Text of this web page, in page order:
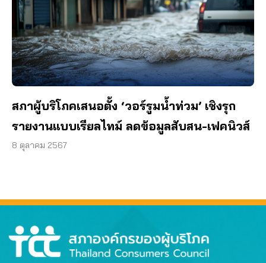
สภาผู้บริโภคเสนอตั้ง ‘วอร์รูมน้ำท่วม’ เชิงรุก
รายงานแบบเรียลไทม์ ลดข้อมูลสับสน-เฟคนิวส์
8 ตุลาคม 2567